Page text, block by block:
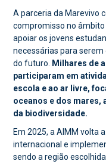
A parceria da Marevivo
compromisso no âmbito
apoiar os jovens
necessárias para
do futuro.
Milhares de
participaram em
escola e ao ar livre,
oceanos e dos mares,
da biodiversidade.
Em 2025, a AIMM volta
internacional e
sendo a região escolhida.